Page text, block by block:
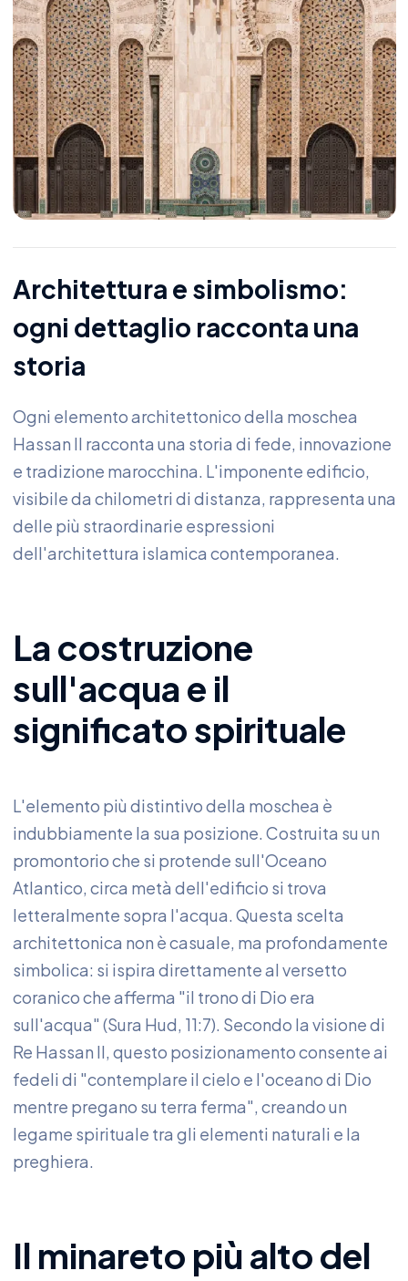
Architettura e simbolismo:
ogni dettaglio racconta una
storia
Ogni elemento architettonico della moschea
Hassan II racconta una storia di fede, innovazione
e tradizione marocchina. L'imponente edificio,
visibile da chilometri di distanza, rappresenta una
delle più straordinarie espressioni
dell'architettura islamica contemporanea.
La costruzione
sull'acqua e il
significato spirituale
L'elemento più distintivo della moschea è
indubbiamente la sua posizione. Costruita su un
promontorio che si protende sull'Oceano
Atlantico, circa metà dell'edificio si trova
letteralmente sopra l'acqua. Questa scelta
architettonica non è casuale, ma profondamente
simbolica: si ispira direttamente al versetto
coranico che afferma "il trono di Dio era
sull'acqua" (Sura Hud, 11:7). Secondo la visione di
Re Hassan II, questo posizionamento consente ai
fedeli di "contemplare il cielo e l'oceano di Dio
mentre pregano su terra ferma", creando un
legame spirituale tra gli elementi naturali e la
preghiera.
Il minareto più alto del